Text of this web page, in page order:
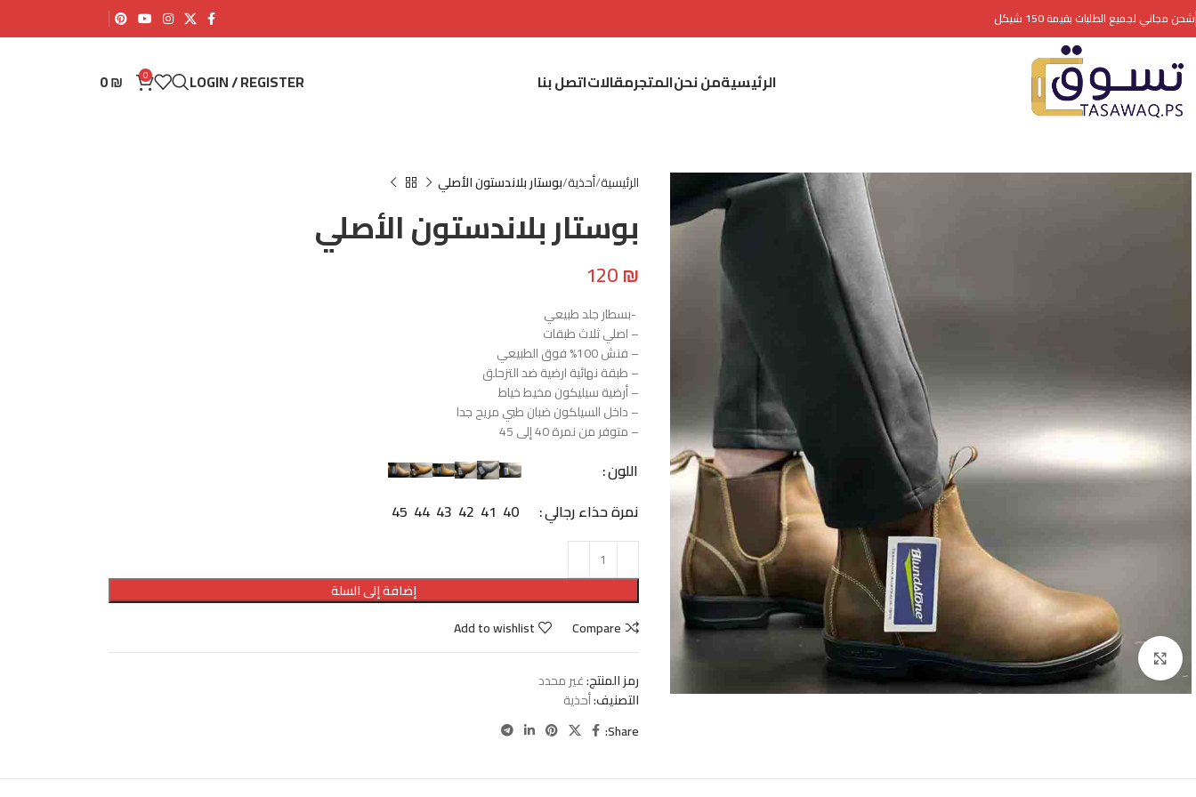
شحن مجاني لجميع الطلبات بقيمة 150 شيكل
الرئيسيةمن نحنالمتجرمقالاتاتصل بنا LOGIN / REGISTER
0
0₪
Click to enlarge
الرئيسية أحذية بوستار بلاندستون الأصلي
بوستار بلاندستون الأصلي
120₪
-بسطار جلد طبيعي
– اصلي ثلاث طبقات
– فنش 100% فوق الطبيعي
– طبقة نهائية ارضية ضد التزحلق
– أرضية سيليكون مخيط خياط
– داخل السيلكون ضبان طبي مريح جدا
– متوفر من نمرة 40 إلى 45
اللون
نمرة حذاء رجالي
40
41
42
43
44
45
إضافة إلى السلة
Compare
Add to wishlist
رمز المنتج:غير محدد
التصنيف:أحذية
Share: